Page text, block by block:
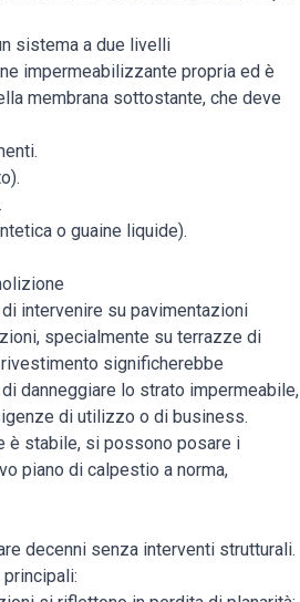
sistema a due livelli
impermeabilizzante propria ed è
membrana sottostante, che deve
o guaine liquide).
intervenire su pavimentazioni
specialmente su terrazze di
significherebbe
danneggiare lo strato impermeabile,
di utilizzo o di business.
è stabile, si possono posare i
piano di calpestio a norma,
decenni senza interventi strutturali.